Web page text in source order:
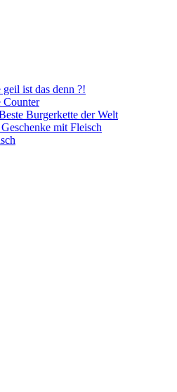
ist das denn ?!
Counter
Burgerkette der Welt
mit Fleisch